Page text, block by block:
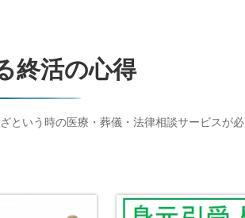
終活の心得
という時の医療・葬儀・法律相談サービスが必